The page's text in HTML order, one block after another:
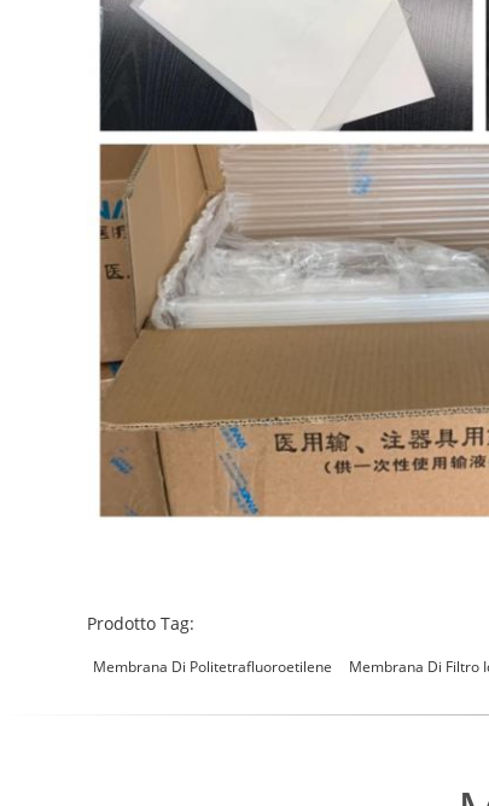
Prodotto Tag:
Membrana Di Politetrafluoroetilene Membrana Di Filtro